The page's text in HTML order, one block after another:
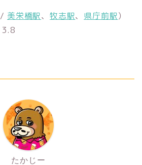
/ 美栄橋駅、牧志駅、 県庁前駅）
3.8
たかじー